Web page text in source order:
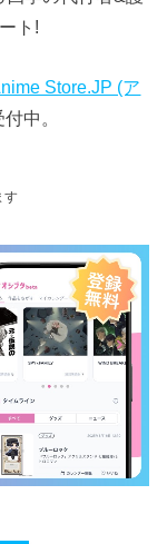
ト!
Store.JP (ア
中。
す